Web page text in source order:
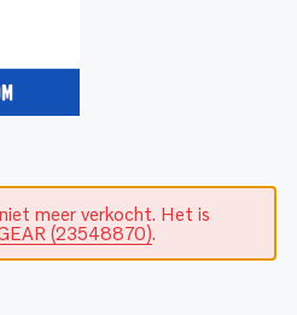
meer verkocht. Het is
(23548870).